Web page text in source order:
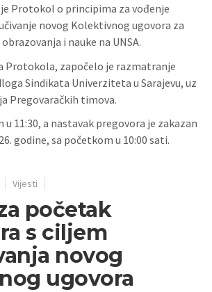
Protokol o principima za vođenje
novog Kolektivnog ugovora za
i nauke na UNSA.
Protokola, započelo je razmatranje
Sindikata Univerziteta u Sarajevu, uz
Pregovaračkih timova.
u 11:30, a nastavak pregovora je zakazan
godine, sa početkom u 10:00 sati.
Vijesti
početak
s ciljem
novog
ugovora